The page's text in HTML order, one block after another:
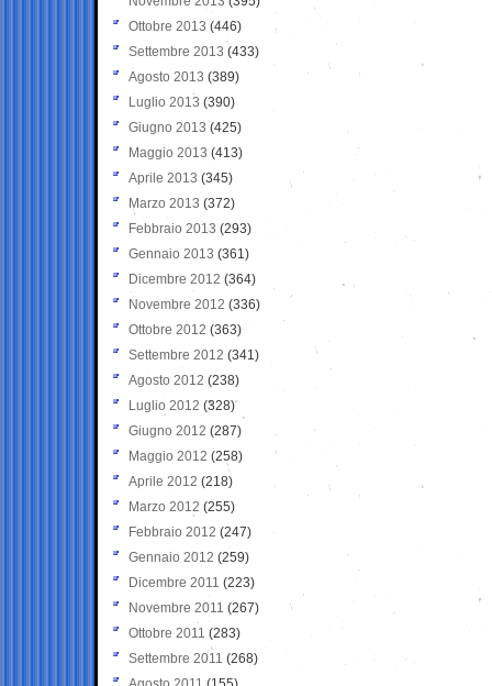
Ottobre 2013 (446)
Settembre 2013 (433)
Agosto 2013 (389)
Luglio 2013 (390)
Giugno 2013 (425)
Maggio 2013 (413)
Aprile 2013 (345)
Marzo 2013 (372)
Febbraio 2013 (293)
Gennaio 2013 (361)
Dicembre 2012 (364)
Novembre 2012 (336)
Ottobre 2012 (363)
Settembre 2012 (341)
Agosto 2012 (238)
Luglio 2012 (328)
Giugno 2012 (287)
Maggio 2012 (258)
Aprile 2012 (218)
Marzo 2012 (255)
Febbraio 2012 (247)
Gennaio 2012 (259)
Dicembre 2011 (223)
Novembre 2011 (267)
Ottobre 2011 (283)
Settembre 2011 (268)